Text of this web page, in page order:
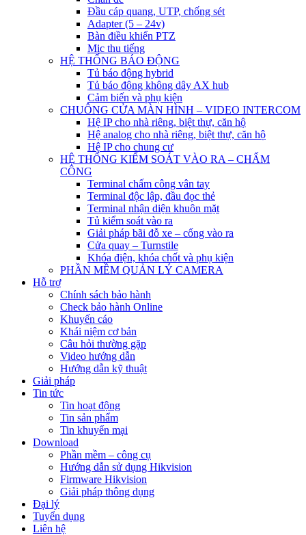
Đầu cáp quang, UTP, chống sét
Adapter (5 – 24v)
Bàn điều khiển PTZ
Mic thu tiếng
HỆ THỐNG BÁO ĐỘNG
Tủ báo động hybrid
Tủ báo động không dây AX hub
Cảm biến và phụ kiện
CHUÔNG CỬA MÀN HÌNH – VIDEO INTERCOM
Hệ IP cho nhà riêng, biệt thự, căn hộ
Hệ analog cho nhà riêng, biệt thự, căn hộ
Hệ IP cho chung cư
HỆ THỐNG KIỂM SOÁT VÀO RA – CHẤM
CÔNG
Terminal chấm công vân tay
Terminal độc lập, đầu đọc thẻ
Terminal nhận diện khuôn mặt
Tủ kiểm soát vào ra
Giải pháp bãi đỗ xe – cổng vào ra
Cửa quay – Turnstile
Khóa điện, khóa chốt và phụ kiện
PHẦN MỀM QUẢN LÝ CAMERA
Hỗ trợ
Chính sách bảo hành
Check bảo hành Online
Khuyến cáo
Khái niệm cơ bản
Câu hỏi thường gặp
Video hướng dẫn
Hướng dẫn kỹ thuật
Giải pháp
Tin tức
Tin hoạt động
Tin sản phẩm
Tin khuyến mại
Download
Phần mềm – công cụ
Hướng dẫn sử dụng Hikvision
Firmware Hikvision
Giải pháp thông dụng
Đại lý
Tuyển dụng
Liên hệ